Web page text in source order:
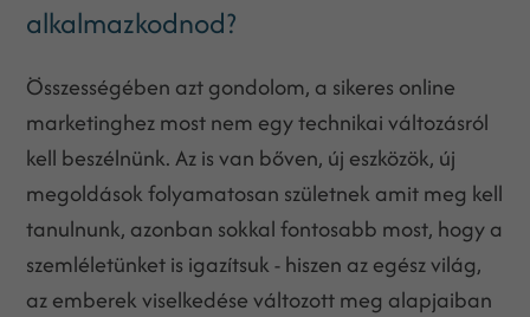
alkalmazkodnod?
Összességében azt gondolom, a sikeres online
marketinghez most nem egy technikai változásról
kell beszélnünk. Az is van bőven, új eszközök, új
megoldások folyamatosan születnek amit meg kell
tanulnunk, azonban sokkal fontosabb most, hogy a
szemléletünket is igazítsuk - hiszen az egész világ,
az emberek viselkedése változott meg alapjaiban